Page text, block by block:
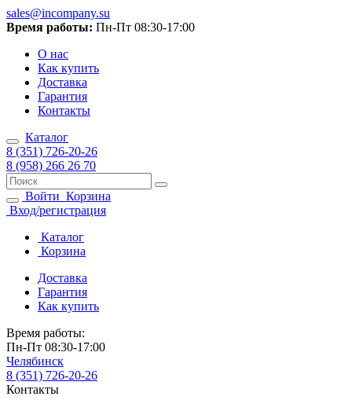
sales@incompany.su
Время работы: Пн-Пт 08:30-17:00
О нас
Как купить
Доставка
Гарантия
Контакты
Каталог
8 (351) 726-20-26
8 (958) 266 26 70
Войти Корзина
Вход/регистрация
Каталог
Корзина
Доставка
Гарантия
Как купить
Время работы:
Пн-Пт 08:30-17:00
Челябинск
8 (351) 726-20-26
Контакты